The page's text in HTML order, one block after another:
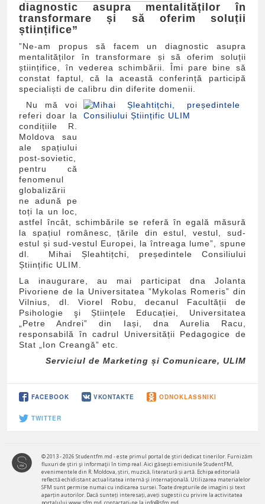
diagnostic asupra mentalităților în
transformare și să oferim soluții
științifice”
”Ne-am propus să facem un diagnostic asupra
mentalităților în transformare și să oferim soluții
științifice, în vederea schimbării. Îmi pare bine să
constat faptul, că la această conferință participă
specialiști de calibru din diferite domenii.
Nu mă voi
referi doar la
condițiile R.
Moldova sau
ale spațiului
post-sovietic,
pentru că
fenomenul
globalizării
ne adună pe
toți la un loc,
astfel încât, schimbările se referă în egală măsură
la spațiul românesc, țările din estul, vestul, sud-
estul și sud-vestul Europei, la întreaga lume”, spune
dl. Mihai Șleahtițchi, președintele Consiliului
Științific ULIM.
La inaugurare, au mai participat dna Jolanta
Pivoriene de la Universitatea ”Mykolas Romeris” din
Vilnius, dl. Viorel Robu, decanul Facultății de
Psihologie şi Științele Educației, Universitatea
„Petre Andrei” din Iași, dna Aurelia Racu,
responsabilă în cadrul Universității Pedagogice de
Stat „Ion Creangă” etc.
Serviciul de Marketing și Comunicare, ULIM
FACEBOOK VKONTAKTE ODNOKLASSNIKI
TWITTER
© 2013 - 2026 Studentfm.md - este primul portal de ştiri dedicat tinerilor. Furnizăm
fluxuri de ştiri şi informaţii în timp real. Aici găseşti emisiunile StudentFM,
evenimentele din R. Moldova, știri, muzică, literatură și artă. Echipa editorială
reflectă echidistant actualitatea internă şi internaţională. Utilizarea materialelor
SFM sunt permise numai cu indicarea sursei. Toate drepturile de imagini și text
aparțin autorilor. Dacă sunteți interesați, aveți sugestii cu privire la activitatea
portalului www.sfm.md, contactaţi-ne la info@sfm.md.